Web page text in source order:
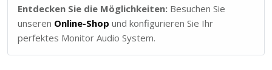
Entdecken Sie die Möglichkeiten: Besuchen Sie
unseren Online-Shop und konfigurieren Sie Ihr
perfektes Monitor Audio System.